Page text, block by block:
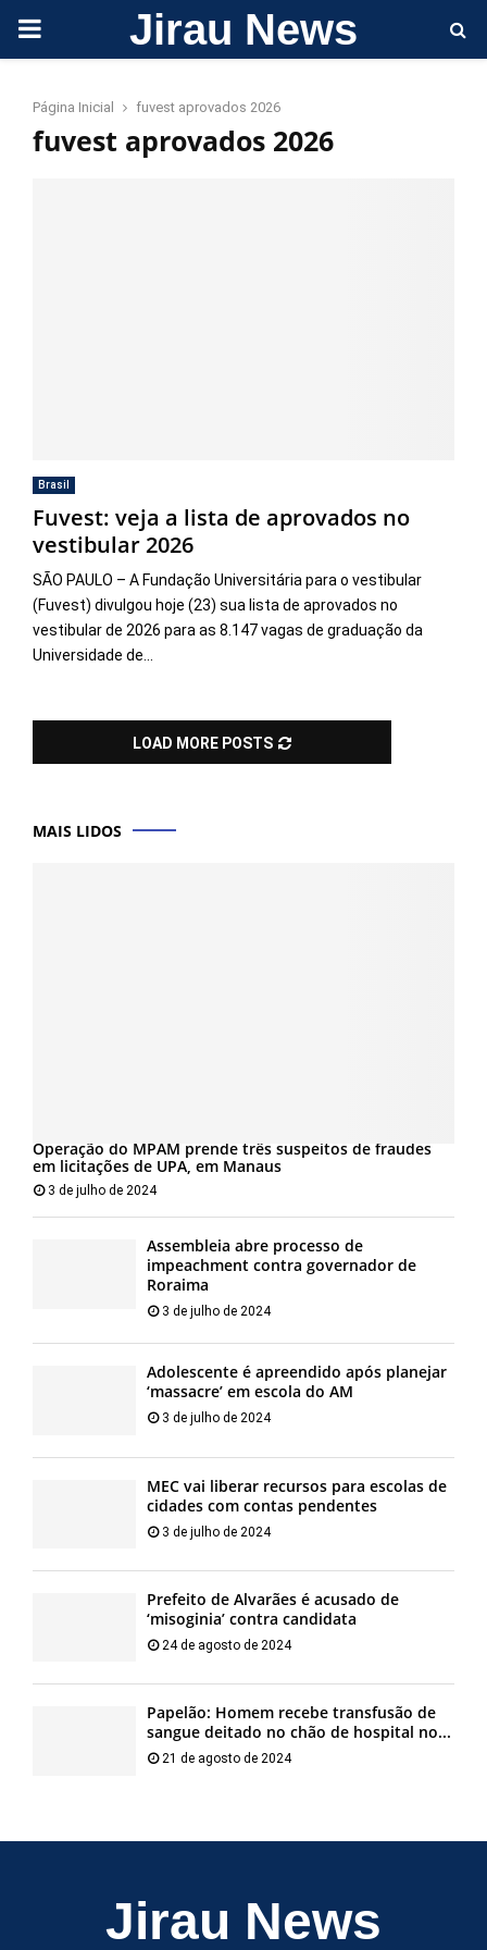
PRIMARY Jirau News
Página Inicial fuvest aprovados 2026
fuvest aprovados 2026
Brasil
Fuvest: veja a lista de aprovados no
vestibular 2026
SÃO PAULO – A Fundação Universitária para o vestibular
(Fuvest) divulgou hoje (23) sua lista de aprovados no
vestibular de 2026 para as 8.147 vagas de graduação da
Universidade de...
LOAD MORE POSTS
MAIS LIDOS
Operação do MPAM prende três suspeitos de fraudes
em licitações de UPA, em Manaus
3 de julho de 2024
Assembleia abre processo de
impeachment contra governador de
Roraima
3 de julho de 2024
Adolescente é apreendido após planejar
‘massacre’ em escola do AM
3 de julho de 2024
MEC vai liberar recursos para escolas de
cidades com contas pendentes
3 de julho de 2024
Prefeito de Alvarães é acusado de
‘misoginia’ contra candidata
24 de agosto de 2024
Papelão: Homem recebe transfusão de
sangue deitado no chão de hospital no...
21 de agosto de 2024
Jirau News